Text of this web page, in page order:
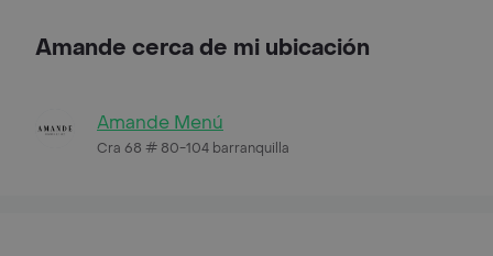
Amande cerca de mi ubicación
Amande Menú
Cra 68 # 80-104 barranquilla